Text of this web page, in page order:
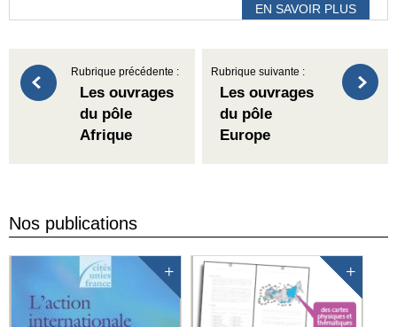
EN SAVOIR PLUS
Rubrique précédente :
Les ouvrages
du pôle
Afrique
Rubrique suivante :
Les ouvrages
du pôle
Europe
Nos publications